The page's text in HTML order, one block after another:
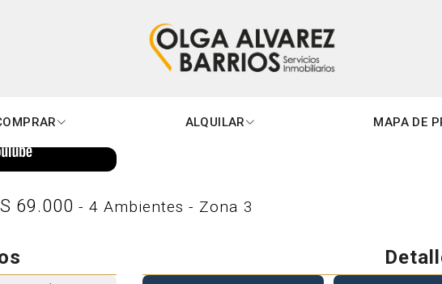
Miramar AR
ALQUILAR MAPA DE
69.000- 4 Ambientes - Zona 3